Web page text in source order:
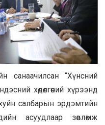
санаачилсан “Хүнсний
хөдөлгөөний хүрээнд
салбарын эрдэмтийн
асуудлаар зөвлөмж